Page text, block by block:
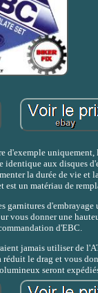
aux disques
la durée de vie et
un matériau de
vous donner une
d'EBC.
jamais utiliser de
le drag et vous
seront